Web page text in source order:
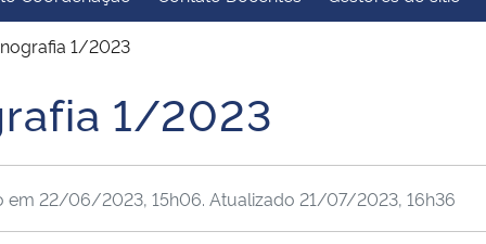
Ministério do
Desenvolvimento Regional
Controladoria-Geral da
Advocacia-Geral da União Banco Central do Brasil
1/2023
1/2023
em 22/06/2023, 15h06. Atualizado 21/07/2023, 16h36